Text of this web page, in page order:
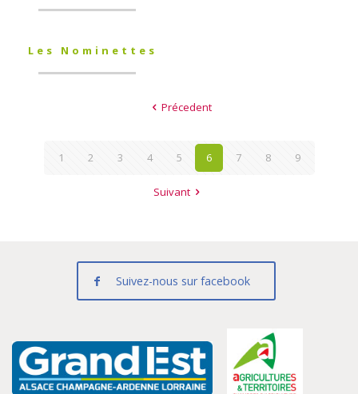
Les Nominettes
Précedent
1 2 3 4 5 6 7 8 9
Suivant
Suivez-nous sur facebook